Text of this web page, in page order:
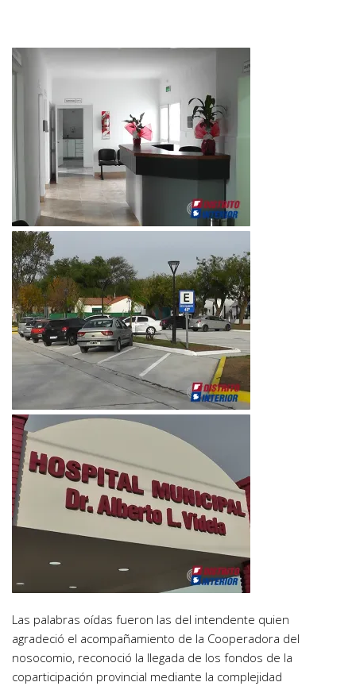
Las palabras oídas fueron las del intendente quien
agradeció el acompañamiento de la Cooperadora del
nosocomio, reconoció la llegada de los fondos de la
coparticipación provincial mediante la complejidad